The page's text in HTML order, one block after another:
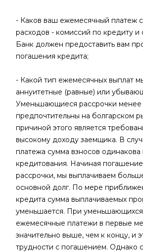
- Каков ваш ежемесячный платеж
расходов - комиссий по кредиту и
Банк должен предоставить вам
погашения кредита;
- Какой тип ежемесячных выплат
аннуитетные (равные) или
Уменьшающиеся рассрочки менее
предпочтительны на болгарском
причиной этого является
высокому доходу заемщика. В
платежа сумма взносов одинакова
кредитования. Начиная
рассрочки, мы выплачиваем
основной долг. По мере
кредита сумма выплачиваемых
уменьшается. При
ежемесячные платежи в первые
значительно выше, чем к концу, и
трудности с погашением. Однако